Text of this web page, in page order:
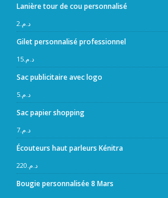
Lanière tour de cou personnalisé
د.م. 2
Gilet personnalisé professionnel
د.م.15
Sac publicitaire avec logo
د.م.5
Sac papier shopping
د.م.7
Écouteurs haut parleurs Kénitra
د.م. 220
Bougie personnalisée 8 Mars